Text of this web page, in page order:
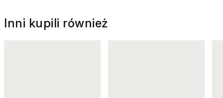
Inni kupili również